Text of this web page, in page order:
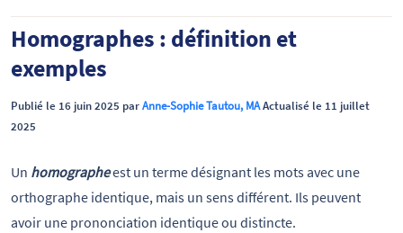
Homographes : définition et
exemples
Publié le 16 juin 2025 parAnne-Sophie Tautou, MAActualisé le 11 juillet
2025
Un homographeest un terme désignant les mots avec une
orthographe identique, mais un sens différent. Ils peuvent
avoir une prononciation identique ou distincte.